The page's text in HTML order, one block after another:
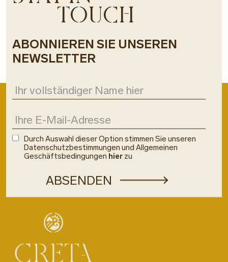
TOUCH
ABONNIEREN SIE UNSEREN
NEWSLETTER
Durch Auswahl dieser Option stimmen Sie unseren
Datenschutzbestimmungen und Allgemeinen
Geschäftsbedingungen hier zu